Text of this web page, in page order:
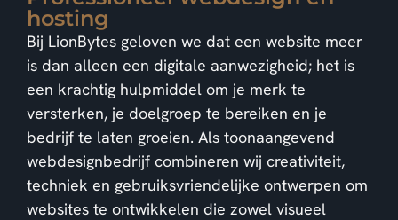
hosting
Bij LionBytes geloven we dat een website meer
is dan alleen een digitale aanwezigheid; het is
een krachtig hulpmiddel om je merk te
versterken, je doelgroep te bereiken en je
bedrijf te laten groeien. Als toonaangevend
webdesignbedrijf combineren wij creativiteit,
techniek en gebruiksvriendelijke ontwerpen om
websites te ontwikkelen die zowel visueel